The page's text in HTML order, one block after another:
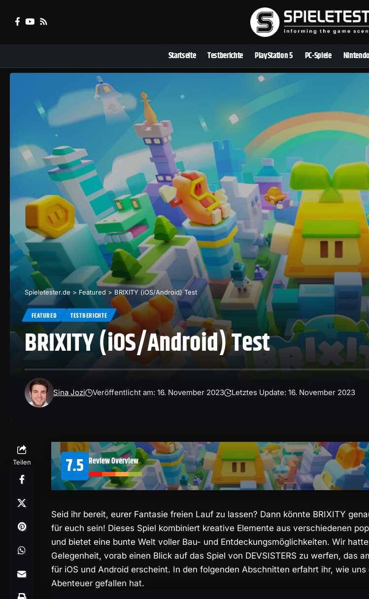
Startseite Testberichte PlayStation 5 PC-Spiele
Spieletester.de > Featured > BRIXITY (iOS/Android) Test
FEATURED TESTBERICHTE
BRIXITY (iOS/Android) Test
Sina Jozi Veröffentlicht am: 16. November 2023 Letztes Update: 16. November 2023
Teilen 7.5 Review Overview
Seid ihr bereit, eurer Fantasie freien Lauf zu lassen? Dann könnte BRIXITY
für euch sein! Dieses Spiel kombiniert kreative Elemente aus verschiedenen
und bietet eine bunte Welt voller Bau- und Entdeckungsmöglichkeiten. Wir
Gelegenheit, vorab einen Blick auf das Spiel von DEVSISTERS zu werfen, das
für iOS und Android erscheint. In den folgenden Abschnitten erfahrt ihr, wie uns
Abenteuer gefallen hat.